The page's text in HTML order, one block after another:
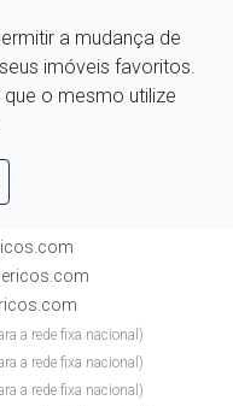
a mudança de
imóveis favoritos.
o mesmo utilize
a rede fixa nacional)
a rede fixa nacional)
a rede fixa nacional)